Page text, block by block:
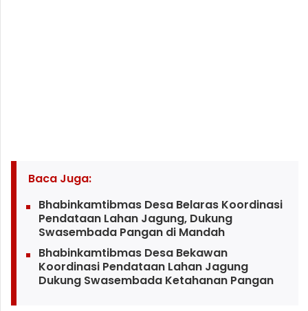
Baca Juga:
Bhabinkamtibmas Desa Belaras Koordinasi
Pendataan Lahan Jagung, Dukung
Swasembada Pangan di Mandah
Bhabinkamtibmas Desa Bekawan
Koordinasi Pendataan Lahan Jagung
Dukung Swasembada Ketahanan Pangan